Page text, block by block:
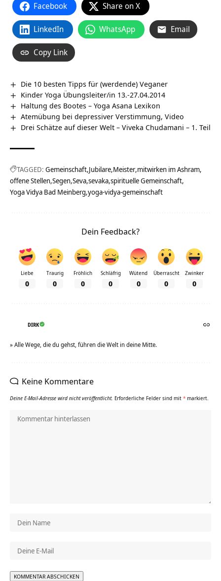
Facebook Share on X
LinkedIn WhatsApp Email
Copy Link
Die 10 besten Tipps für (werdende) Veganer
Kinder Yoga Übungsleiter/in 13.-27.04.2014
Haltung des Bootes – Yoga Asana Lexikon
Atemübung bei depressiver Verstimmung, Video
Drei Schätze auf dieser Welt – Viveka Chudamani – 1. Teil
TAGGED: Gemeinschaft Jubilare Meister mitwirken im Ashram
offene Stellen Segen Seva sevaka spirituelle Gemeinschaft
Yoga Vidya Bad Meinberg yoga-vidya-gemeinschaft
Dein Feedback?
Liebe
0
Traurig
0
Fröhlich
0
Schläfrig
0
Wütend
0
Überrascht
0
Zwinker
0
DIRK
» Alle Wege, die du gehst, führen die Welt in deine Mitte.
Keine Kommentare
Deine E-Mail-Adresse wird nicht veröffentlicht. Erforderliche Felder sind mit * markiert.